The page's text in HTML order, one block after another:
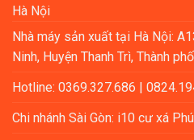
Hà Nội
Nhà máy sản xuất tại Hà Nội:
Ninh, Huyện Thanh Trì, Thành
Hotline: 0369.327.686 |
Chi nhánh Sài Gòn: i10 cư xá